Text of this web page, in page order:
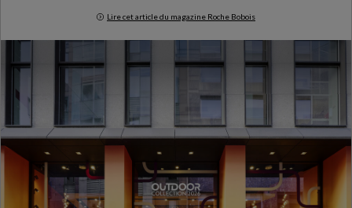
Lire cet article du magazine Roche Bobois
Milan Design Week 2026